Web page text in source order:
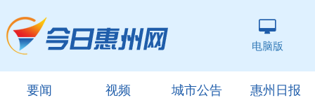
电脑版
要闻 视频 城市公告
惠州日报